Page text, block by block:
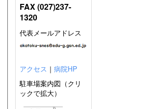
FAX (027)237-
1320
代表メールアドレス
アクセス ｜ 病院HP
駐車場案内図（クリ
ックで拡大）